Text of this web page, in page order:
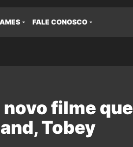
FALE CONOSCO
filme que
Tobey